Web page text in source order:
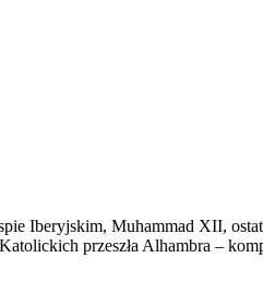
Iberyjskim, Muhammad XII,
przeszła Alhambra –